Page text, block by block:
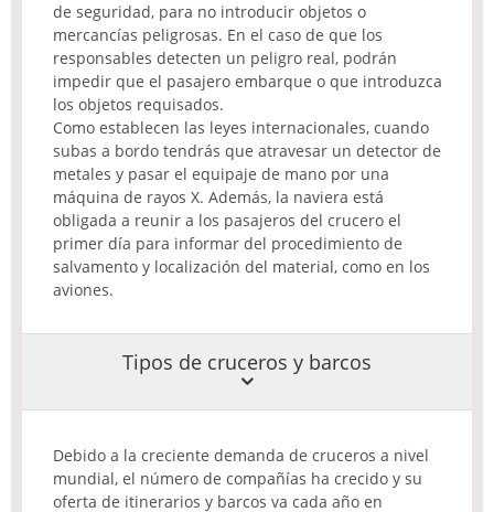
de seguridad, para no introducir objetos o
mercancías peligrosas. En el caso de que los
responsables detecten un peligro real, podrán
impedir que el pasajero embarque o que introduzca
los objetos requisados.
Como establecen las leyes internacionales, cuando
subas a bordo tendrás que atravesar un detector de
metales y pasar el equipaje de mano por una
máquina de rayos X. Además, la naviera está
obligada a reunir a los pasajeros del crucero el
primer día para informar del procedimiento de
salvamento y localización del material, como en los
aviones.
Tipos de cruceros y barcos
Debido a la creciente demanda de cruceros a nivel
mundial, el número de compañías ha crecido y su
oferta de itinerarios y barcos va cada año en